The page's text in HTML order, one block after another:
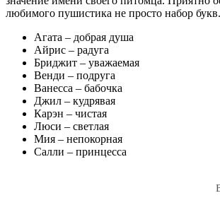
любимого пушистика не просто набор букв.
Агата – добрая душа
Айрис – радуга
Бриджит – уважаемая
Венди – подруга
Ванесса – бабочка
Джил – кудрявая
Карэн – чистая
Люси – светлая
Мия – непокорная
Салли – принцесса